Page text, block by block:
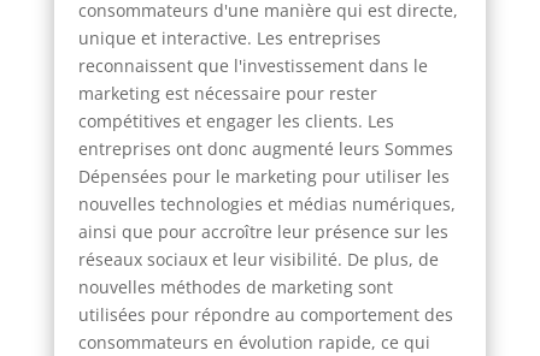
consommateurs d'une manière qui est directe,
unique et interactive. Les entreprises
reconnaissent que l'investissement dans le
marketing est nécessaire pour rester
compétitives et engager les clients. Les
entreprises ont donc augmenté leurs Sommes
Dépensées pour le marketing pour utiliser les
nouvelles technologies et médias numériques,
ainsi que pour accroître leur présence sur les
réseaux sociaux et leur visibilité. De plus, de
nouvelles méthodes de marketing sont
utilisées pour répondre au comportement des
consommateurs en évolution rapide, ce qui